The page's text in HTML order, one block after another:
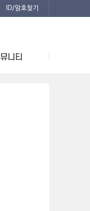
ID/암호찾기